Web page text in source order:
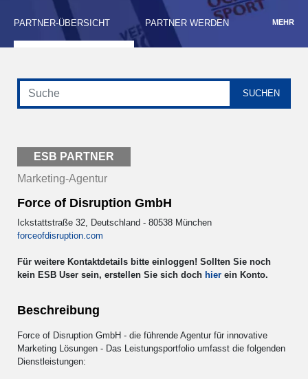
PARTNER-ÜBERSICHT PARTNER WERDEN MEHR
ESB PARTNER
Marketing-Agentur
Force of Disruption GmbH
Ickstattstraße 32, Deutschland - 80538 München
forceofdisruption.com
Für weitere Kontaktdetails bitte einloggen! Sollten Sie noch
kein ESB User sein, erstellen Sie sich doch hier ein Konto.
Beschreibung
Force of Disruption GmbH - die führende Agentur für innovative
Marketing Lösungen - Das Leistungsportfolio umfasst die folgenden
Dienstleistungen: